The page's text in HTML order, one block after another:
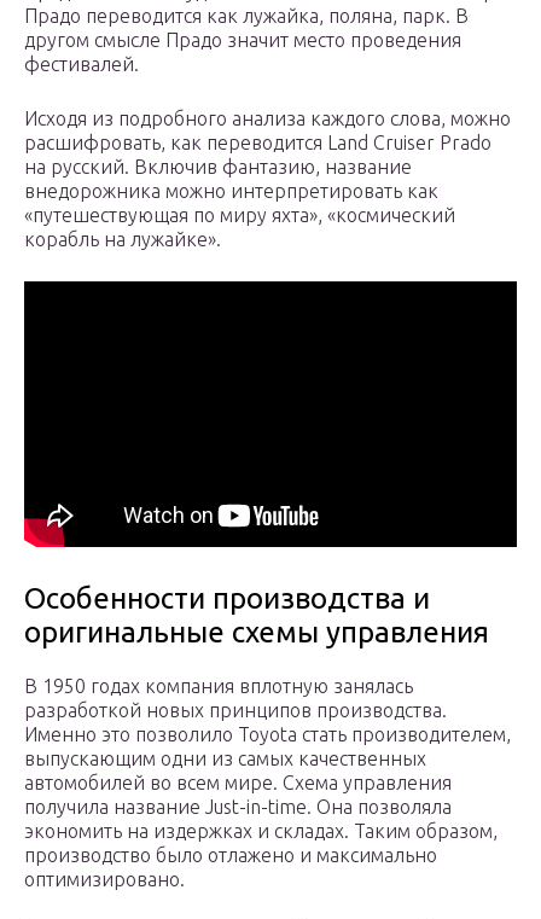
Прадо переводится как лужайка, поляна, парк. В
другом смысле Прадо значит место проведения
фестивалей.
Исходя из подробного анализа каждого слова, можно
расшифровать, как переводится Land Cruiser Prado
на русский. Включив фантазию, название
внедорожника можно интерпретировать как
«путешествующая по миру яхта», «космический
корабль на лужайке».
Особенности производства и
оригинальные схемы управления
В 1950 годах компания вплотную занялась
разработкой новых принципов производства.
Именно это позволило Toyota стать производителем,
выпускающим одни из самых качественных
автомобилей во всем мире. Схема управления
получила название Just-in-time. Она позволяла
экономить на издержках и складах. Таким образом,
производство было отлажено и максимально
оптимизировано.